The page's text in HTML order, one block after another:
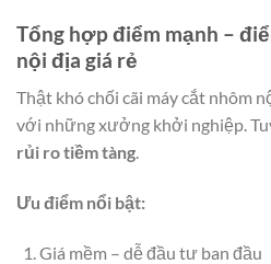
Tổng hợp điểm mạnh –
nội địa giá rẻ
Thật khó chối cãi máy cắt nhôm
với những xưởng khởi nghiệp.
rủi ro tiềm tàng.
Ưu điểm nổi bật:
Giá mềm – dễ đầu tư ban đầu